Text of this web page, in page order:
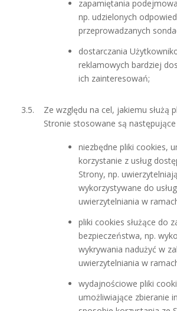
zapamiętania
np. udzielonych
przeprowadzanych
dostarczania
reklamowych bardziej
ich zainteresowań;
Ze względu na cel, jakiemu służą
Stronie stosowane są
niezbędne pliki cookies,
korzystanie z usług
Strony, np.
wykorzystywane do
uwierzytelniania w
pliki cookies służące do
bezpieczeństwa, np.
wykrywania nadużyć w
uwierzytelniania w
wydajnościowe pliki
umożliwiające zbieranie